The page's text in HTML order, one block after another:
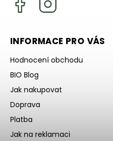
INFORMACE PRO VÁS
Hodnocení obchodu
BIO Blog
Jak nakupovat
Doprava
Platba
Jak na reklamaci